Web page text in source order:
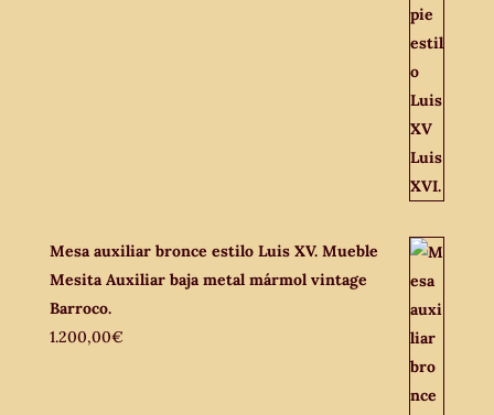
Mesa auxiliar bronce estilo Luis XV. Mueble
Mesita Auxiliar baja metal mármol vintage
Barroco.
1.200,00€